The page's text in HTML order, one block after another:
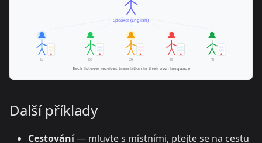
Další příklady
Cestování— mluvte s místními, ptejte se na cestu